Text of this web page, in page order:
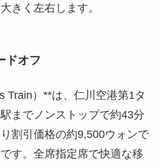
きく左右します。
ドオフ
Train）**は、仁川空港第1タ
までノンストップで約43分
割引価格の約9,500ウォンで
す。全席指定席で快適な移